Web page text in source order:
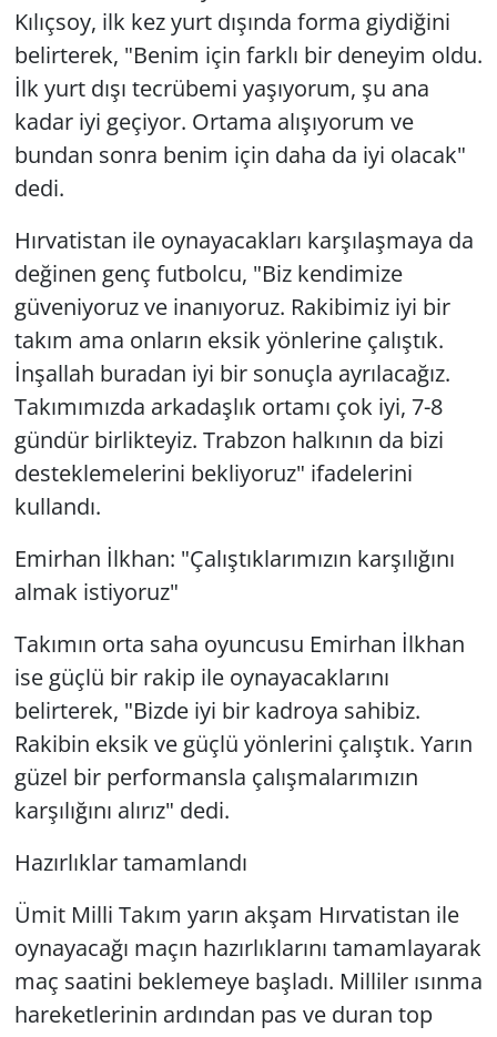
Kılıçsoy, ilk kez yurt dışında forma giydiğini
belirterek, "Benim için farklı bir deneyim oldu.
İlk yurt dışı tecrübemi yaşıyorum, şu ana
kadar iyi geçiyor. Ortama alışıyorum ve
bundan sonra benim için daha da iyi olacak"
dedi.
Hırvatistan ile oynayacakları karşılaşmaya da
değinen genç futbolcu, "Biz kendimize
güveniyoruz ve inanıyoruz. Rakibimiz iyi bir
takım ama onların eksik yönlerine çalıştık.
İnşallah buradan iyi bir sonuçla ayrılacağız.
Takımımızda arkadaşlık ortamı çok iyi, 7-8
gündür birlikteyiz. Trabzon halkının da bizi
desteklemelerini bekliyoruz" ifadelerini
kullandı.
Emirhan İlkhan: "Çalıştıklarımızın karşılığını
almak istiyoruz"
Takımın orta saha oyuncusu Emirhan İlkhan
ise güçlü bir rakip ile oynayacaklarını
belirterek, "Bizde iyi bir kadroya sahibiz.
Rakibin eksik ve güçlü yönlerini çalıştık. Yarın
güzel bir performansla çalışmalarımızın
karşılığını alırız" dedi.
Hazırlıklar tamamlandı
Ümit Milli Takım yarın akşam Hırvatistan ile
oynayacağı maçın hazırlıklarını tamamlayarak
maç saatini beklemeye başladı. Milliler ısınma
hareketlerinin ardından pas ve duran top